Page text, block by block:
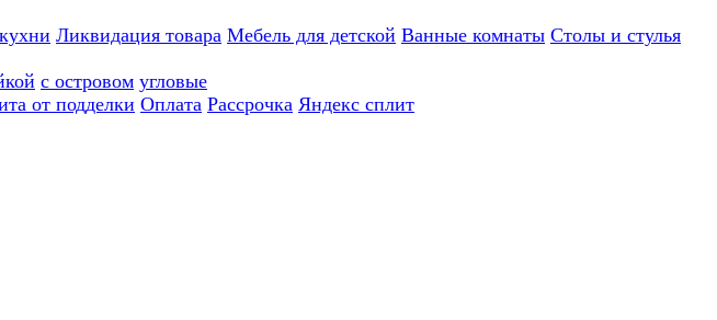
Ликвидация товара Мебель для детской Ванные комнаты Столы и стулья
с островом угловые
от подделки Оплата Рассрочка Яндекс сплит